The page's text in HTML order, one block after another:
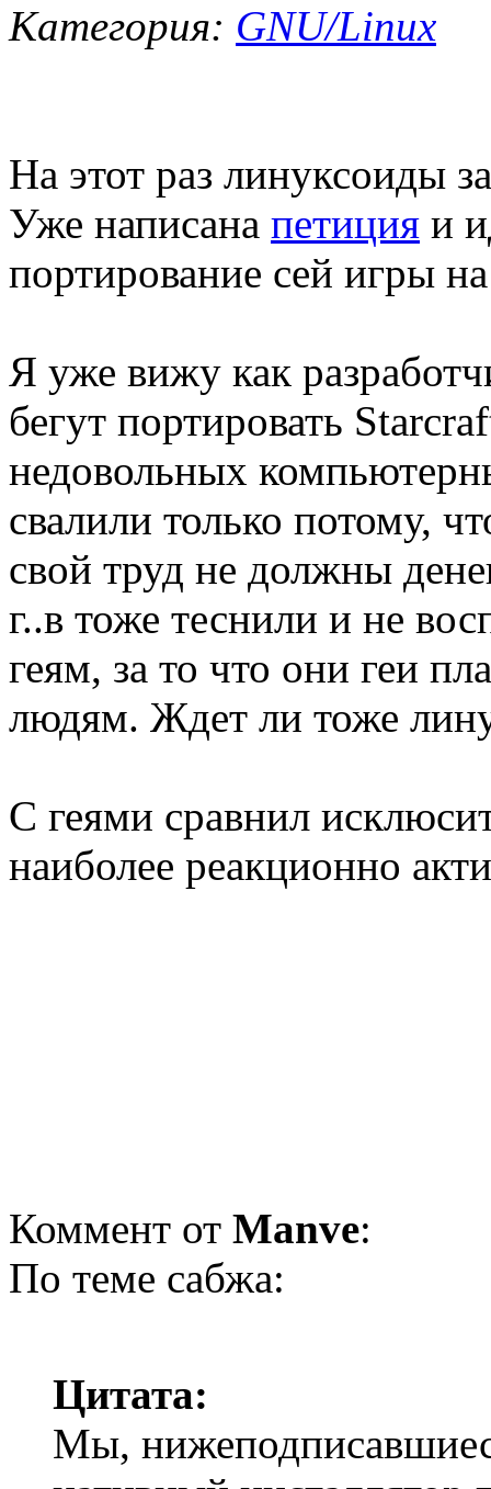
Категория: GNU/Linux
На этот раз линуксоиды
Уже написана петиция и
портирование сей игры
Я уже вижу как
бегут портировать
недовольных
свалили только потому,
свой труд не должны
г..в тоже теснили и не
геям, за то что они геи
людям. Ждет ли тоже
C геями сравнил
наиболее реакционно
Коммент от Manve:
По теме сабжа:
Цитата:
Мы,